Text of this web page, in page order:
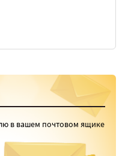
в вашем почтовом ящике